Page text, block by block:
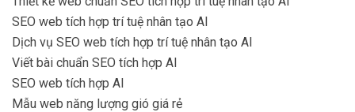
SEO web tích hợp trí tuệ nhân tạo AI
Dịch vụ SEO web tích hợp trí tuệ nhân tạo AI
Viết bài chuẩn SEO tích hợp AI
SEO web tích hợp AI
Mẫu web năng lượng gió giá rẻ